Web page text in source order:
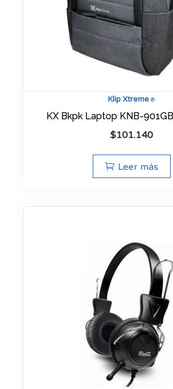
Klip Xtreme ®
KX Bkpk Laptop KNB-
$101.140
Leer más